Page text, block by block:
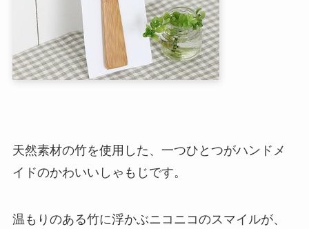
天然素材の竹を使用した、一つひとつがハンドメ
イドのかわいいしゃもじです。
温もりのある竹に浮かぶニコニコのスマイルが、